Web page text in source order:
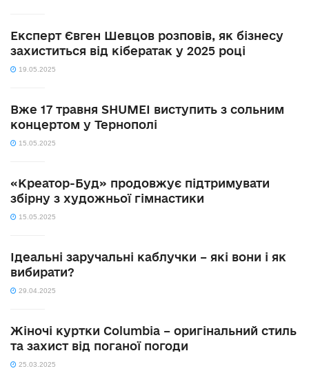
Експерт Євген Шевцов розповів, як бізнесу
захиститься від кібератак у 2025 році
19.05.2025
Вже 17 травня SHUMEI виступить з сольним
концертом у Тернополі
15.05.2025
«Креатор-Буд» продовжує підтримувати
збірну з художньої гімнастики
15.05.2025
Ідеальні заручальні каблучки – які вони і як
вибирати?
29.04.2025
Жіночі куртки Columbia – оригінальний стиль
та захист від поганої погоди
25.03.2025